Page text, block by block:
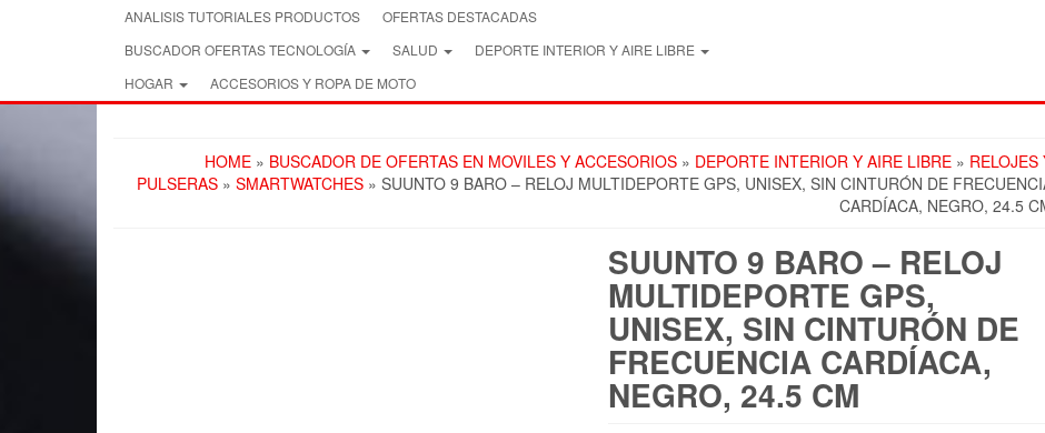
ANALISIS TUTORIALES PRODUCTOS
OFERTAS DESTACADAS
BUSCADOR OFERTAS TECNOLOGÍA
SALUD
DEPORTE INTERIOR Y AIRE LIBRE
HOGAR
ACCESORIOS Y ROPA DE MOTO
HOME » BUSCADOR DE OFERTAS EN MOVILES Y ACCESORIOS » DEPORTE INTERIOR Y AIRE LIBRE » RELOJES
PULSERAS » SMARTWATCHES » SUUNTO 9 BARO – RELOJ MULTIDEPORTE GPS, UNISEX, SIN CINTURÓN DE
CARDÍACA, NEGRO, 24.5
SUUNTO 9 BARO – RELOJ
MULTIDEPORTE GPS,
UNISEX, SIN CINTURÓN DE
FRECUENCIA CARDÍACA,
NEGRO, 24.5 CM